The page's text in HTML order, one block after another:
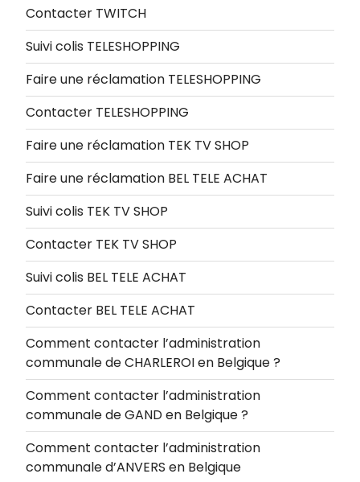
Contacter TWITCH
Suivi colis TELESHOPPING
Faire une réclamation TELESHOPPING
Contacter TELESHOPPING
Faire une réclamation TEK TV SHOP
Faire une réclamation BEL TELE ACHAT
Suivi colis TEK TV SHOP
Contacter TEK TV SHOP
Suivi colis BEL TELE ACHAT
Contacter BEL TELE ACHAT
Comment contacter l’administration
communale de CHARLEROI en Belgique ?
Comment contacter l’administration
communale de GAND en Belgique ?
Comment contacter l’administration
communale d’ANVERS en Belgique